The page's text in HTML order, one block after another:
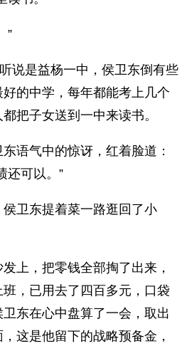
”
是益杨一中，侯卫东倒有些
的中学，每年都能考上几个
把子女送到一中来读书。
气中的惊讶，红着脸道：
还可以。”
卫东提着菜一路逛回了小
，把零钱全部掏了出来，
，已用去了四百多元，口袋
东在心中盘算了一会，取出
这是他留下的战略预备金，